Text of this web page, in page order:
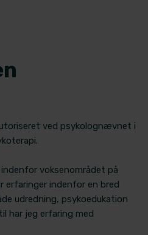
ved psykolognævnet i
voksenområdet på
erfaringer indenfor en bred
udredning, psykoedukation
har jeg erfaring med